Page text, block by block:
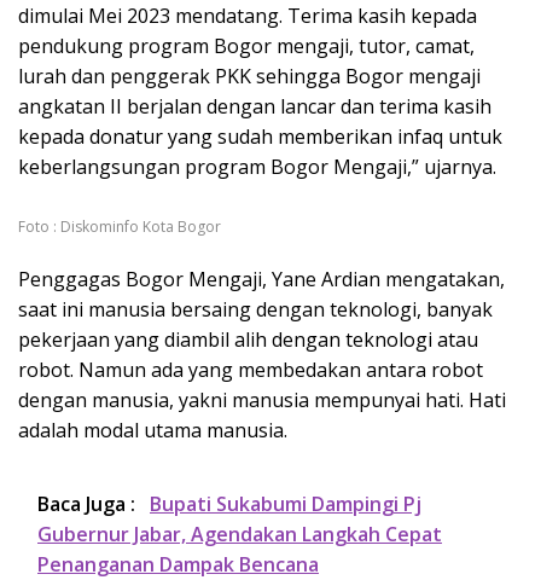
dimulai Mei 2023 mendatang. Terima kasih kepada
pendukung program Bogor mengaji, tutor, camat,
lurah dan penggerak PKK sehingga Bogor mengaji
angkatan II berjalan dengan lancar dan terima kasih
kepada donatur yang sudah memberikan infaq untuk
keberlangsungan program Bogor Mengaji,” ujarnya.
Foto : Diskominfo Kota Bogor
Penggagas Bogor Mengaji, Yane Ardian mengatakan,
saat ini manusia bersaing dengan teknologi, banyak
pekerjaan yang diambil alih dengan teknologi atau
robot. Namun ada yang membedakan antara robot
dengan manusia, yakni manusia mempunyai hati. Hati
adalah modal utama manusia.
Baca Juga :
Bupati Sukabumi Dampingi Pj
Gubernur Jabar, Agendakan Langkah Cepat
Penanganan Dampak Bencana